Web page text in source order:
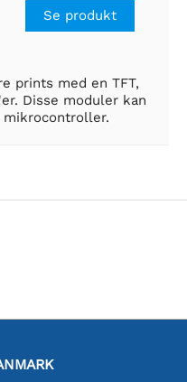
Se produkt
prints med en TFT,
Disse moduler kan